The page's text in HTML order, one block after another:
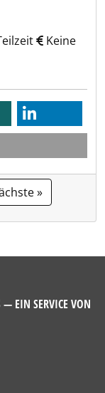
Keine
»
— EIN SERVICE VON